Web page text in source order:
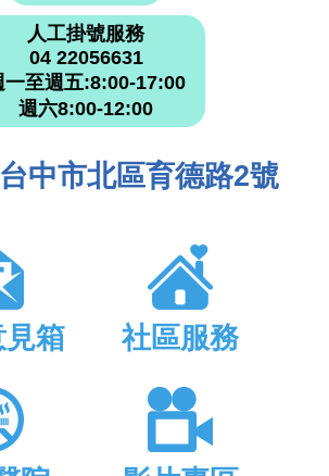
人工掛號服務
04 22056631
一至週五:8:00-17:00
週六8:00-12:00
中市北區育德路2號
箱 社區服務